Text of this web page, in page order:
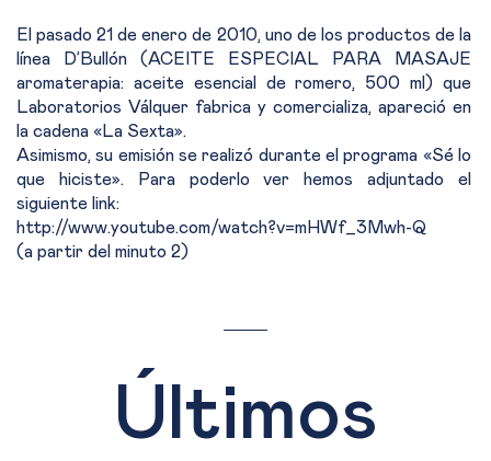
El pasado 21 de enero de 2010, uno de los productos de la
línea D’Bullón (ACEITE ESPECIAL PARA MASAJE
aromaterapia: aceite esencial de romero, 500 ml) que
Laboratorios Válquer fabrica y comercializa, apareció en
la cadena «La Sexta».
Asimismo, su emisión se realizó durante el programa «Sé lo
que hiciste». Para poderlo ver hemos adjuntado el
siguiente link:
http://www.youtube.com/watch?v=mHWf_3Mwh-Q
(a partir del minuto 2)
Últimos